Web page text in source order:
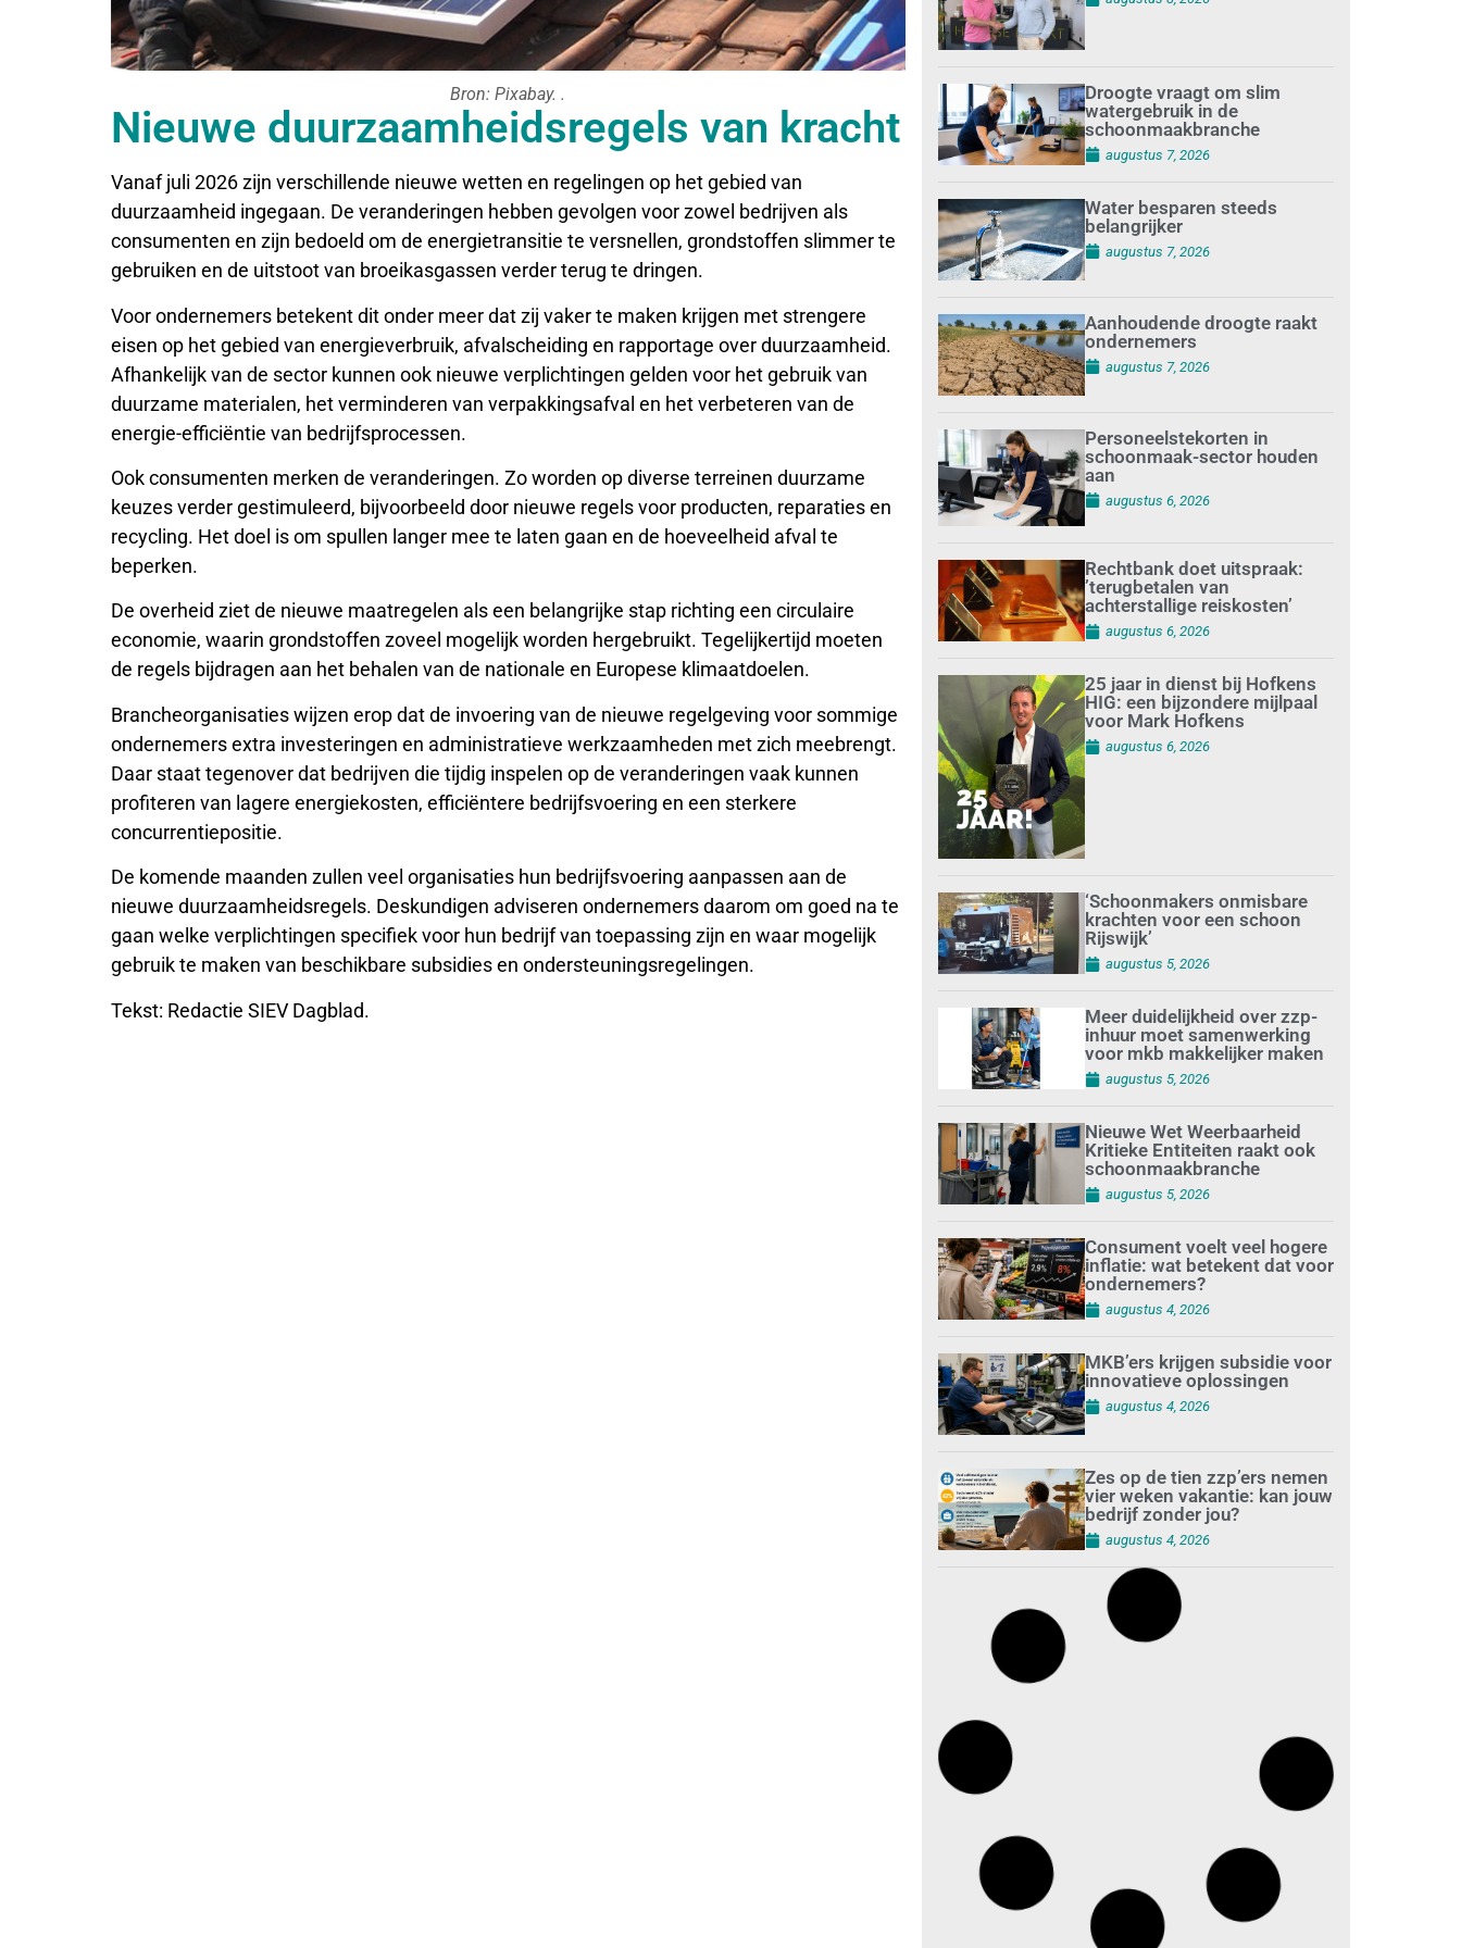
Bron: Pixabay. .
Nieuwe duurzaamheidsregels van kracht
Vanaf juli 2026 zijn verschillende nieuwe wetten en regelingen op het gebied van
duurzaamheid ingegaan. De veranderingen hebben gevolgen voor zowel bedrijven als
consumenten en zijn bedoeld om de energietransitie te versnellen, grondstoffen slimmer te
gebruiken en de uitstoot van broeikasgassen verder terug te dringen.
Voor ondernemers betekent dit onder meer dat zij vaker te maken krijgen met strengere
eisen op het gebied van energieverbruik, afvalscheiding en rapportage over duurzaamheid.
Afhankelijk van de sector kunnen ook nieuwe verplichtingen gelden voor het gebruik van
duurzame materialen, het verminderen van verpakkingsafval en het verbeteren van de
energie-efficiëntie van bedrijfsprocessen.
Ook consumenten merken de veranderingen. Zo worden op diverse terreinen duurzame
keuzes verder gestimuleerd, bijvoorbeeld door nieuwe regels voor producten, reparaties en
recycling. Het doel is om spullen langer mee te laten gaan en de hoeveelheid afval te
beperken.
De overheid ziet de nieuwe maatregelen als een belangrijke stap richting een circulaire
economie, waarin grondstoffen zoveel mogelijk worden hergebruikt. Tegelijkertijd moeten
de regels bijdragen aan het behalen van de nationale en Europese klimaatdoelen.
Brancheorganisaties wijzen erop dat de invoering van de nieuwe regelgeving voor sommige
ondernemers extra investeringen en administratieve werkzaamheden met zich meebrengt.
Daar staat tegenover dat bedrijven die tijdig inspelen op de veranderingen vaak kunnen
profiteren van lagere energiekosten, efficiëntere bedrijfsvoering en een sterkere
concurrentiepositie.
De komende maanden zullen veel organisaties hun bedrijfsvoering aanpassen aan de
nieuwe duurzaamheidsregels. Deskundigen adviseren ondernemers daarom om goed na te
gaan welke verplichtingen specifiek voor hun bedrijf van toepassing zijn en waar mogelijk
gebruik te maken van beschikbare subsidies en ondersteuningsregelingen.
Tekst: Redactie SIEV Dagblad.
Droogte vraagt om slim
watergebruik in de
schoonmaakbranche
augustus 7, 2026
Water besparen steeds
belangrijker
augustus 7, 2026
Aanhoudende droogte raakt
ondernemers
augustus 7, 2026
Personeelstekorten in
schoonmaak-sector houden
aan
augustus 6, 2026
Rechtbank doet uitspraak:
’terugbetalen van
achterstallige reiskosten’
augustus 6, 2026
25 jaar in dienst bij Hofkens
HIG: een bijzondere mijlpaal
voor Mark Hofkens
augustus 6, 2026
‘Schoonmakers onmisbare
krachten voor een schoon
Rijswijk’
augustus 5, 2026
Meer duidelijkheid over zzp-
inhuur moet samenwerking
voor mkb makkelijker maken
augustus 5, 2026
Nieuwe Wet Weerbaarheid
Kritieke Entiteiten raakt ook
schoonmaakbranche
augustus 5, 2026
Consument voelt veel hogere
inflatie: wat betekent dat voor
ondernemers?
augustus 4, 2026
MKB’ers krijgen subsidie voor
innovatieve oplossingen
augustus 4, 2026
Zes op de tien zzp’ers nemen
vier weken vakantie: kan jouw
bedrijf zonder jou?
augustus 4, 2026